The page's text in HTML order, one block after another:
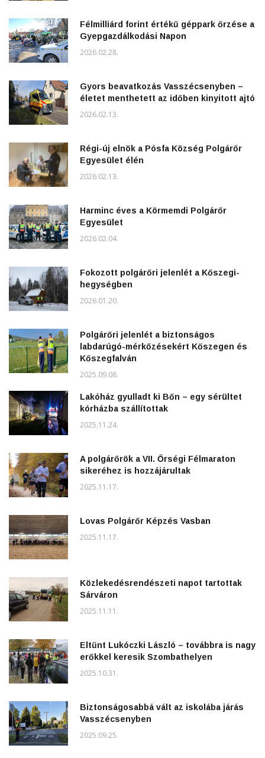
Félmilliárd forint értékű géppark őrzése a
Gyepgazdálkodási Napon
2026.02.28.
Gyors beavatkozás Vasszécsenyben –
életet menthetett az időben kinyitott ajtó
2026.02.13.
Régi-új elnök a Pósfa Község Polgárőr
Egyesület élén
2026.02.13.
Harminc éves a Körmemdi Polgárőr
Egyesület
2026.02.04.
Fokozott polgárőri jelenlét a Kőszegi-
hegységben
2026.01.20.
Polgárőri jelenlét a biztonságos
labdarúgó-mérkőzésekért Kőszegen és
Kőszegfalván
2025.09.08.
Lakóház gyulladt ki Bőn – egy sérültet
kórházba szállítottak
2025.11.24.
A polgárőrök a VII. Őrségi Félmaraton
sikeréhez is hozzájárultak
2025.11.17.
Lovas Polgárőr Képzés Vasban
2025.11.17.
Közlekedésrendészeti napot tartottak
Sárváron
2025.11.11.
Eltűnt Lukóczki László – továbbra is nagy
erőkkel keresik Szombathelyen
2025.10.31.
Biztonságosabbá vált az iskolába járás
Vasszécsenyben
2025.09.25.